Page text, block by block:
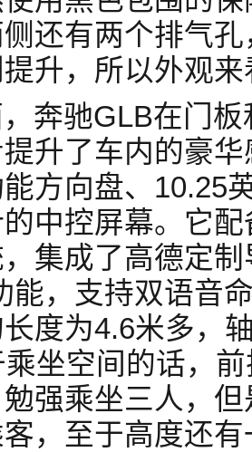
还有两个排气
升，所以外观
奔驰GLB在门
升了车内的豪
方向盘、10.25
中控屏幕。它
集成了高德定
能，支持双语音
度为4.6米多，
坐空间的话，
强乘坐三人，
，至于高度还